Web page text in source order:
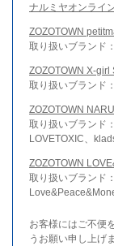
ナルミヤオンライ
ZOZOTOWN
取り扱いブランド
ZOZOTOWN X-girl
取り扱いブランド
ZOZOTOWN
取り扱いブランド
LOVETOXIC、
ZOZOTOWN
取り扱いブランド
お客様にはご不便
うお願い申し上げま